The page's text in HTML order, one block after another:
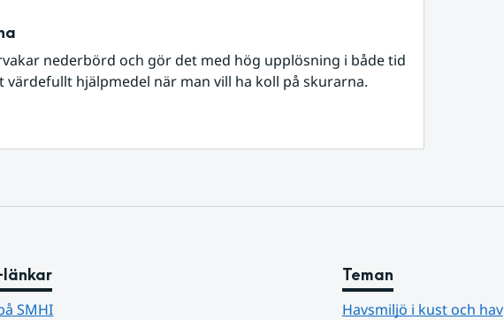
nederbörd och gör det med hög upplösning i både tid
värdefullt hjälpmedel när man vill ha koll på skurarna.
SMHI
Teman
Havsmiljö i kust och hav